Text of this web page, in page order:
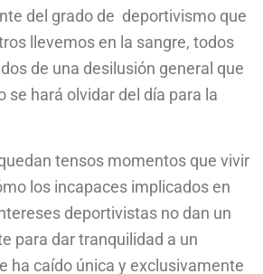
del grado de deportivismo que
llevemos en la sangre, todos
de una desilusión general que
se hará olvidar del día para la
tensos momentos que vivir
los incapaces implicados en
deportivistas no dan un
para dar tranquilidad a un
ha caído única y exclusivamente